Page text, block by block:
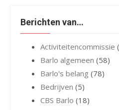
Berichten van…
Activiteitencommissie
Barlo algemeen (58)
Barlo's belang (78)
Bedrijven (5)
CBS Barlo (18)